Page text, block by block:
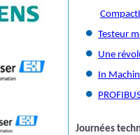
Testeur
Une
In
Journées